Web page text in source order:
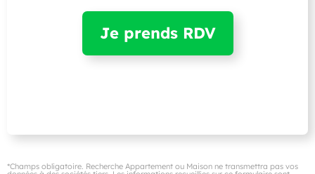
*Champs obligatoire. Recherche Appartement ou Maison ne transmettra pas vos